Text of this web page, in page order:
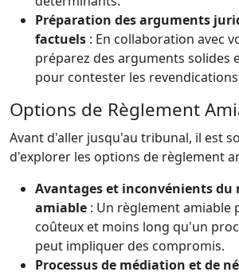
Préparation des arguments
factuels : En collaboration avec
préparez des arguments solides
pour contester les
Options de Règlement
Avant d'aller jusqu'au tribunal, il est
d'explorer les options de règlement
Avantages et inconvénients du
amiable : Un règlement amiable
coûteux et moins long qu'un
peut impliquer des compromis.
Processus de médiation et de